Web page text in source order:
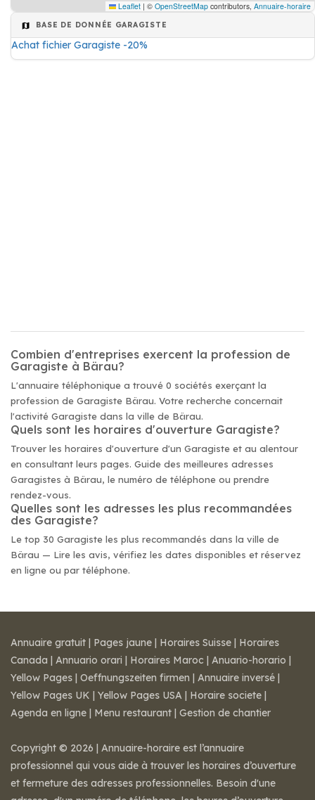
Leaflet | © OpenStreetMap contributors, Annuaire-horaire
BASE DE DONNÉE GARAGISTE
Achat fichier Garagiste -20%
Combien d'entreprises exercent la profession de
Garagiste à Bärau?
L'annuaire téléphonique a trouvé 0 sociétés exerçant la
profession de Garagiste Bärau. Votre recherche concernait
l'activité Garagiste dans la ville de Bärau.
Quels sont les horaires d'ouverture Garagiste?
Trouver les horaires d'ouverture d'un Garagiste et au alentour
en consultant leurs pages. Guide des meilleures adresses
Garagistes à Bärau, le numéro de téléphone ou prendre
rendez-vous.
Quelles sont les adresses les plus recommandées
des Garagiste?
Le top 30 Garagiste les plus recommandés dans la ville de
Bärau — Lire les avis, vérifiez les dates disponibles et réservez
en ligne ou par téléphone.
Annuaire gratuit | Pages jaune | Horaires Suisse | Horaires
Canada | Annuario orari | Horaires Maroc | Anuario-horario |
Yellow Pages | Oeffnungszeiten firmen | Annuaire inversé |
Yellow Pages UK | Yellow Pages USA | Horaire societe |
Agenda en ligne | Menu restaurant | Gestion de chantier
Copyright © 2026 | Annuaire-horaire est l’annuaire
professionnel qui vous aide à trouver les horaires d’ouverture
et fermeture des adresses professionnelles. Besoin d'une